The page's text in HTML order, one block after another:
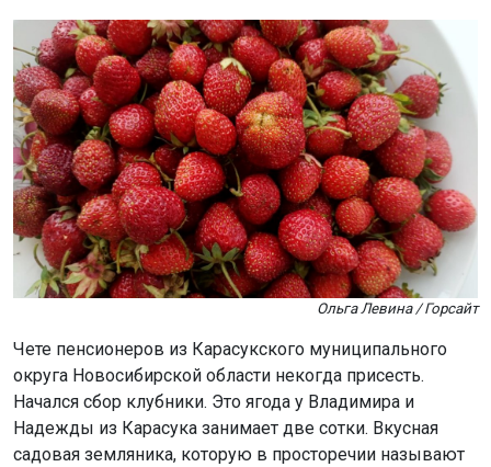
Ольга Левина / Горсайт
Чете пенсионеров из Карасукского муниципального
округа Новосибирской области некогда присесть.
Начался сбор клубники. Это ягода у Владимира и
Надежды из Карасука занимает две сотки. Вкусная
садовая земляника, которую в просторечии называют